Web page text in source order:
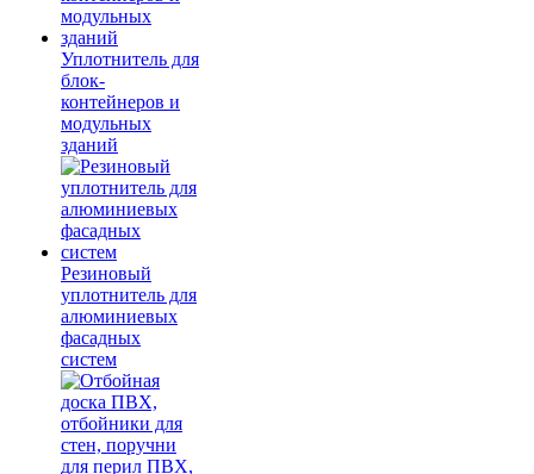
Уплотнитель для
блок-
контейнеров и
модульных
зданий
Резиновый
уплотнитель для
алюминиевых
фасадных
систем